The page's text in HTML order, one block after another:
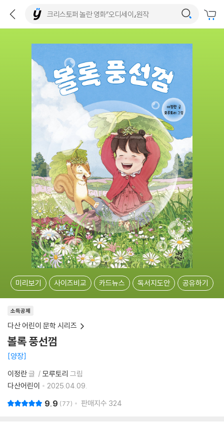
미리보기 사이즈비교 카드뉴스 독서지도안 공유하기
소득공제
다산 어린이 문학 시리즈
볼록 풍선껌
양장
이정란글 모루토리 그림
다산어린이
2025.04.09.
9.9 77 판매지수 324